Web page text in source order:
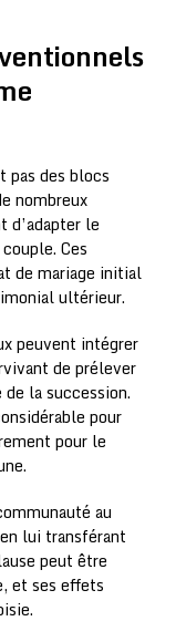
pas des blocs
nombreux
d’adapter le
Ces
de mariage initial
ultérieur.
peuvent intégrer
de prélever
la succession.
pour
pour le
au
lui transférant
peut être
et ses effets